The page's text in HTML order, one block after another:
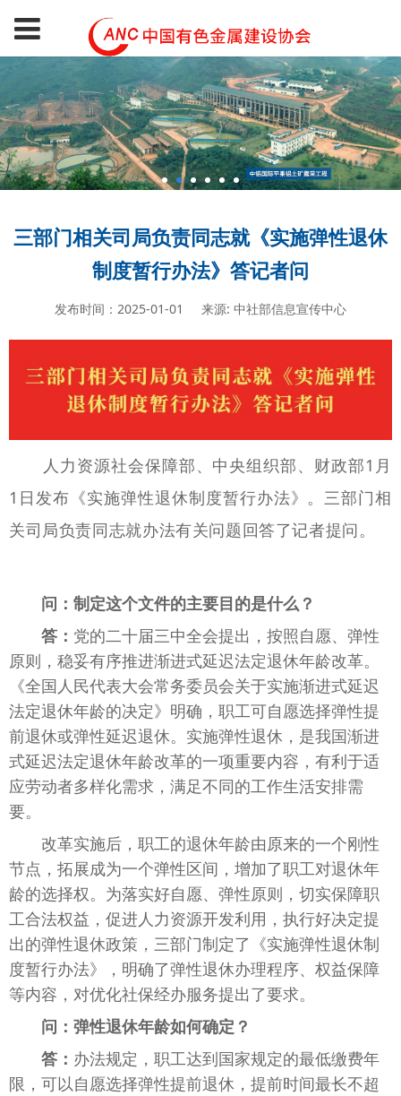
三部门相关司局负责同志就《实施弹性退休
制度暂行办法》答记者问
发布时间：2025-01-01 来源: 中社部信息宣传中心
人力资源社会保障部、中央组织部、财政部1月
1日发布《实施弹性退休制度暂行办法》。 三部门相
关司局负责同志就办法有关问题回答了记者提问。
问：制定这个文件的主要目的是什么？
答： 党的二十届三中全会提出，按照自愿、弹性
原则，稳妥有序推进渐进式延迟法定退休年龄改革。
《全国人民代表大会常务委员会关于实施渐进式延迟
法定退休年龄的决定》明确，职工可自愿选择弹性提
前退休或弹性延迟退休。实施弹性退休，是我国渐进
式延迟法定退休年龄改革的一项重要内容，有利于适
应劳动者多样化需求，满足不同的工作生活安排需
要。
改革实施后，职工的退休年龄由原来的一个刚性
节点，拓展成为一个弹性区间，增加了职工对退休年
龄的选择权。为落实好自愿、弹性原则，切实保障职
工合法权益，促进人力资源开发利用，执行好决定提
出的弹性退休政策，三部门制定了《实施弹性退休制
度暂行办法》，明确了弹性退休办理程序、权益保障
等内容，对优化社保经办服务提出了要求。
问：弹性退休年龄如何确定 ？
答： 办法规定，职工达到国家规定的最低缴费年
限，可以自愿选择弹性提前退休，提前时间最长不超